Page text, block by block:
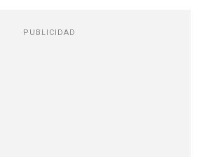
PUBLICIDAD